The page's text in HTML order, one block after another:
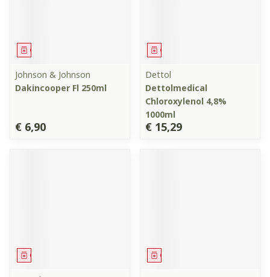
Geneesmiddel
Johnson & Johnson
Dakincooper Fl 250ml
€ 6,90
Geneesmiddel
Dettol
Dettolmedical
Chloroxylenol 4,8%
1000ml
€ 15,29
Geneesmiddel Geneesmiddel